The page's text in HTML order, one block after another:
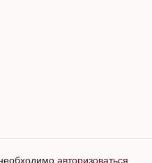
авторизоваться